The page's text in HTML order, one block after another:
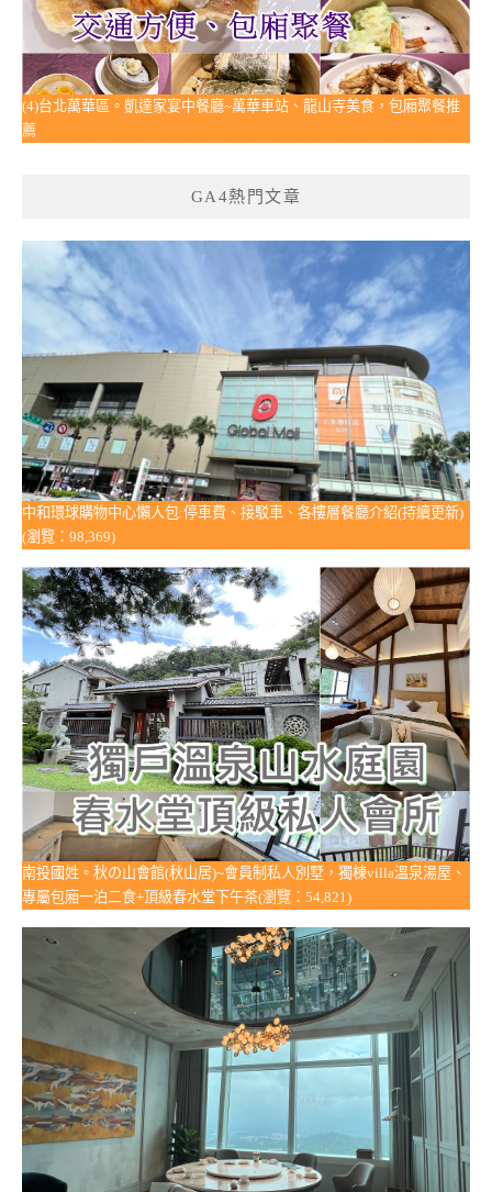
(4)台北萬華區。凱達家宴中餐廳~萬華車站、龍山寺美食，包廂聚餐推
薦
GA4熱門文章
中和環球購物中心懶人包:停車費、接駁車、各樓層餐廳介紹(持續更新)
(瀏覽：98,369)
南投國姓。秋の山會館(秋山居)~會員制私人別墅，獨棟villa溫泉湯屋、
專屬包廂一泊二食+頂級春水堂下午茶(瀏覽：54,821)